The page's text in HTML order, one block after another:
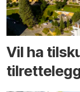
Vil ha